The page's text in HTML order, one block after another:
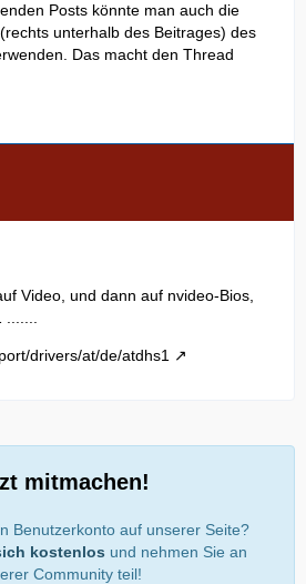
Posts könnte man auch die
unterhalb des Beitrages) des
Das macht den Thread
Video, und dann auf nvideo-Bios,
.......
drivers/at/de/atdhs1
mitmachen!
Benutzerkonto auf unserer Seite?
kostenlos und nehmen Sie an
Community teil!